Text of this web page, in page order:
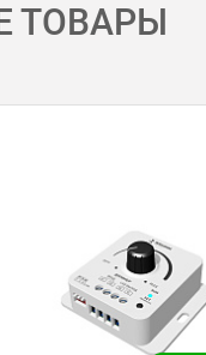
внимание, что
ТОВАРЫ